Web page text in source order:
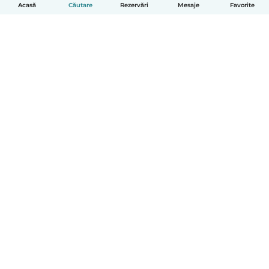
Acasă Căutare Rezervări Mesaje Favorite